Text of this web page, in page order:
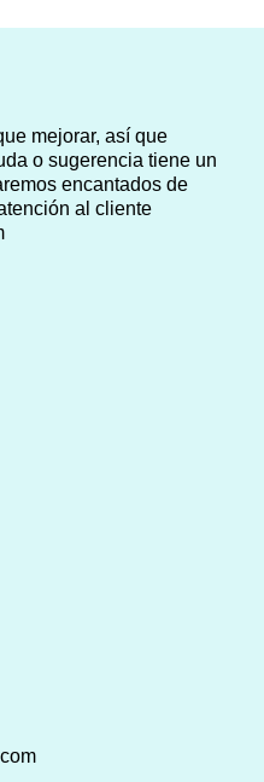
mejorar, así que
o sugerencia tiene un
encantados de
al cliente